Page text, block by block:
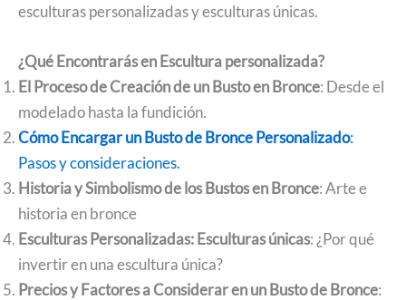
esculturas personalizadas y esculturas únicas.
¿Qué Encontrarás en Escultura personalizada?
El Proceso de Creación de un Busto en Bronce: Desde el
modelado hasta la fundición.
Cómo Encargar un Busto de Bronce Personalizado:
Pasos y consideraciones.
Historia y Simbolismo de los Bustos en Bronce: Arte e
historia en bronce
Esculturas Personalizadas: Esculturas únicas: ¿Por qué
invertir en una escultura única?
Precios y Factores a Considerar en un Busto de Bronce: